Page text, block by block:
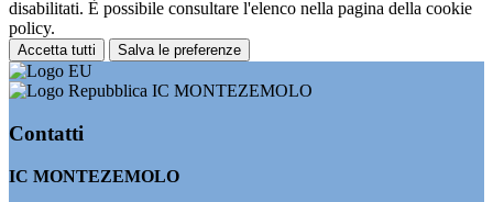
disabilitati. È possibile consultare l'elenco nella pagina della cookie
policy.
Accetta tutti Salva le preferenze
IC MONTEZEMOLO
Contatti
IC MONTEZEMOLO